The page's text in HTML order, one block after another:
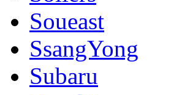
Soueast
SsangYong
Subaru